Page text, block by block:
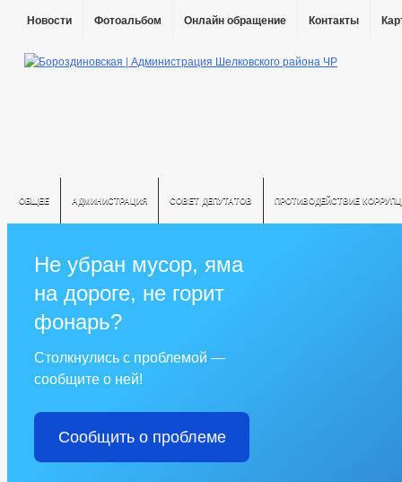
Новости Фотоальбом Онлайн обращение Контакты
ОБЩЕЕ АДМИНИСТРАЦИЯ СОВЕТ ДЕПУТАТОВ ПРОТИВОДЕЙСТВИЕ
Не убран мусор, яма
на дороге, не горит
фонарь?
Столкнулись с проблемой —
сообщите о ней!
Сообщить о проблеме